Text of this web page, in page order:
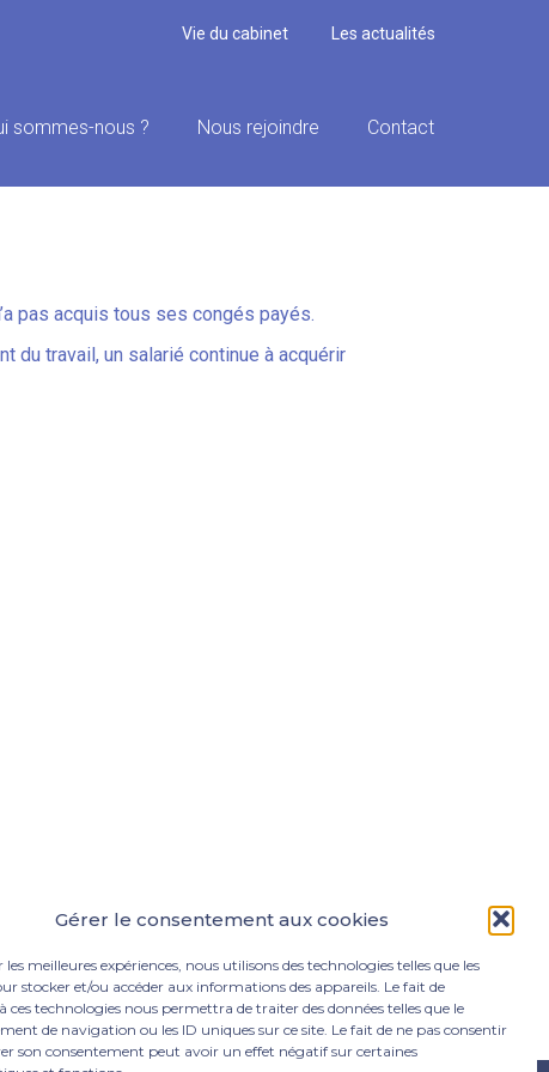
Gérer le consentement aux cookies
meilleures expériences, nous utilisons des technologies telles que les
stocker et/ou accéder aux informations des appareils. Le fait de
ces technologies nous permettra de traiter des données telles que le
de navigation ou les ID uniques sur ce site. Le fait de ne pas consentir
son consentement peut avoir un effet négatif sur certaines
Vie du cabinet Les actualités
sommes-nous ? Nous rejoindre Contact
pas acquis tous ses congés payés.
du travail, un salarié continue à acquérir